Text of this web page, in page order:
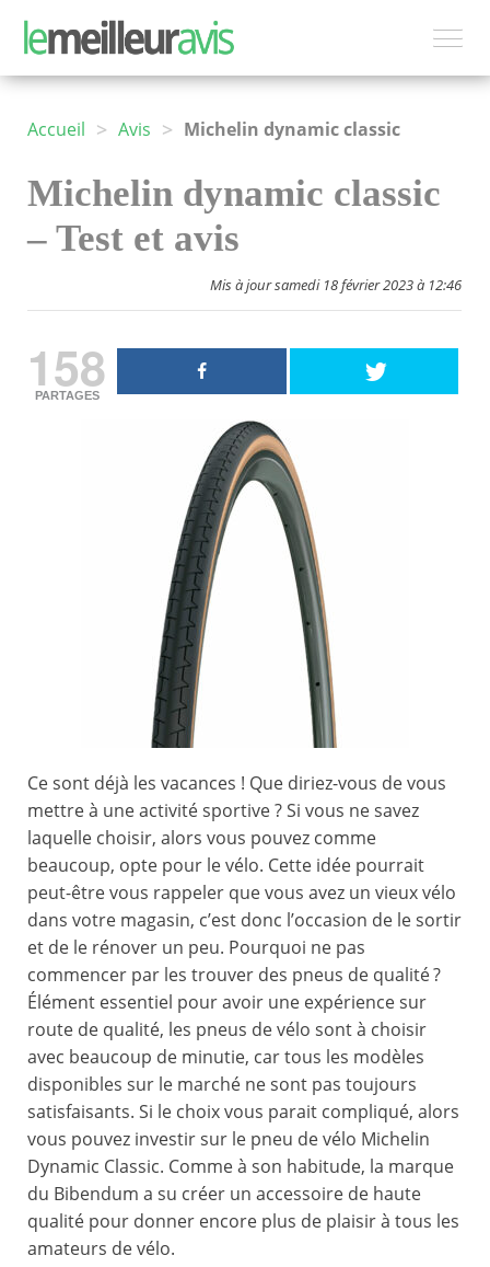
Accueil > Avis > Michelin dynamic classic
Michelin dynamic classic
– Test et avis
Mis à jour samedi 18 février 2023 à 12:46
158
PARTAGES
Ce sont déjà les vacances ! Que diriez-vous de vous
mettre à une activité sportive ? Si vous ne savez
laquelle choisir, alors vous pouvez comme
beaucoup, opte pour le vélo. Cette idée pourrait
peut-être vous rappeler que vous avez un vieux vélo
dans votre magasin, c’est donc l’occasion de le sortir
et de le rénover un peu. Pourquoi ne pas
commencer par les trouver des pneus de qualité ?
Élément essentiel pour avoir une expérience sur
route de qualité, les pneus de vélo sont à choisir
avec beaucoup de minutie, car tous les modèles
disponibles sur le marché ne sont pas toujours
satisfaisants. Si le choix vous parait compliqué, alors
vous pouvez investir sur le pneu de vélo Michelin
Dynamic Classic. Comme à son habitude, la marque
du Bibendum a su créer un accessoire de haute
qualité pour donner encore plus de plaisir à tous les
amateurs de vélo.